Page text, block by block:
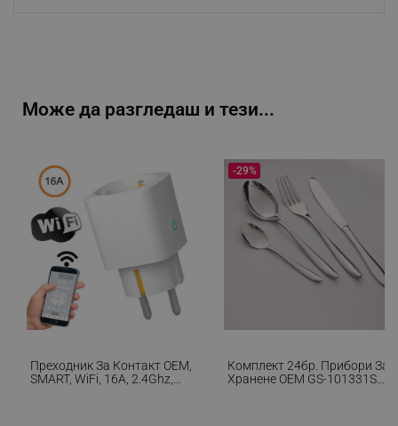
Може да разгледаш и тези...
Преходник За Контакт OEM,
SMART, WiFi, 16А, 2.4Ghz,
Комплект 24бр. Прибори За
Хранене OEM GS-101331S2,
-29%